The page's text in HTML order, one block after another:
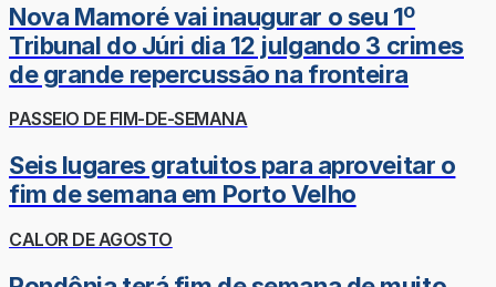
Nova Mamoré vai inaugurar o seu 1º
Tribunal do Júri dia 12 julgando 3 crimes
de grande repercussão na fronteira
PASSEIO DE FIM-DE-SEMANA
Seis lugares gratuitos para aproveitar o
fim de semana em Porto Velho
CALOR DE AGOSTO